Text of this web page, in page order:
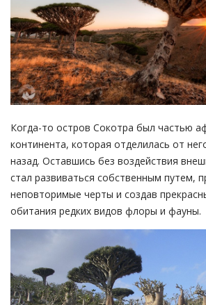
Когда-то остров Сокотра был частью
континента, которая отделилась от
назад. Оставшись без воздействия
стал развиваться собственным путем,
неповторимые черты и создав
обитания редких видов флоры и фауны.